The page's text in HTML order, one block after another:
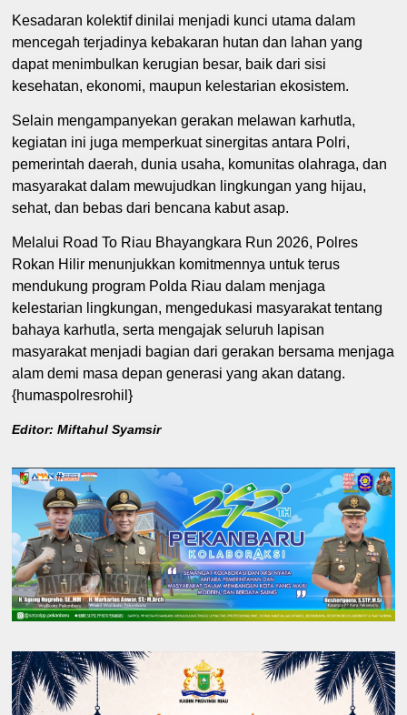
Kesadaran kolektif dinilai menjadi kunci utama dalam
mencegah terjadinya kebakaran hutan dan lahan yang
dapat menimbulkan kerugian besar, baik dari sisi
kesehatan, ekonomi, maupun kelestarian ekosistem.
Selain mengampanyekan gerakan melawan karhutla,
kegiatan ini juga memperkuat sinergitas antara Polri,
pemerintah daerah, dunia usaha, komunitas olahraga, dan
masyarakat dalam mewujudkan lingkungan yang hijau,
sehat, dan bebas dari bencana kabut asap.
Melalui Road To Riau Bhayangkara Run 2026, Polres
Rokan Hilir menunjukkan komitmennya untuk terus
mendukung program Polda Riau dalam menjaga
kelestarian lingkungan, mengedukasi masyarakat tentang
bahaya karhutla, serta mengajak seluruh lapisan
masyarakat menjadi bagian dari gerakan bersama menjaga
alam demi masa depan generasi yang akan datang.
{humaspolresrohil}
Editor: Miftahul Syamsir